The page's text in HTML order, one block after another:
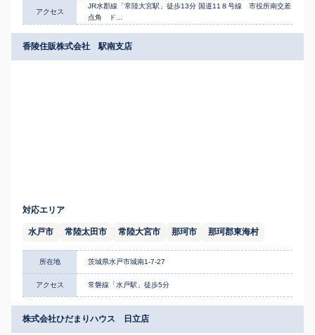
アクセス
JR水郡線「常陸大宮駅」徒歩13分 国道11８号線 市役所南交差
点角 ド...
香陵住販株式会社 駅南支店
対応エリア
水戸市 常陸太田市 常陸大宮市 那珂市 那珂郡東海村
所在地 茨城県水戸市城南1-7-27
アクセス 常磐線「水戸駅」徒歩5分
株式会社ひだまりハウス 日立店